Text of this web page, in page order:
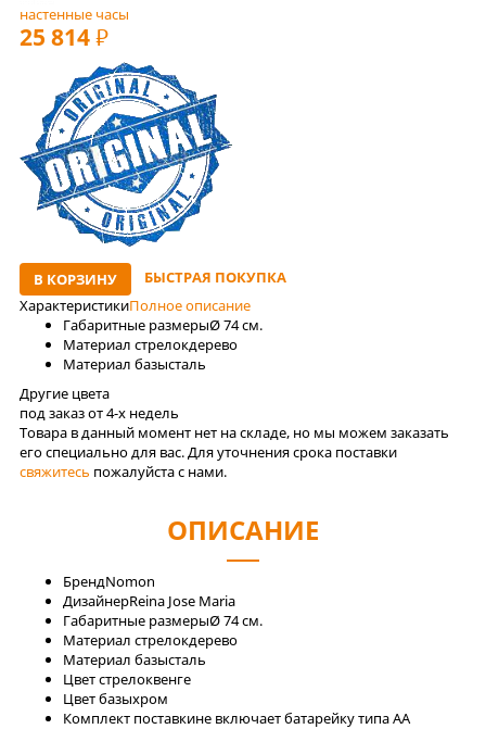
настенные часы
25 814 РУБ
В КОРЗИНУ
БЫСТРАЯ ПОКУПКА
ХарактеристикиПолное описание
Габаритные размерыØ 74 см.
Материал стрелокдерево
Материал базысталь
Другие цвета
под заказ от 4-x недель
Товара в данный момент нет на складе, но мы можем заказать
его специально для вас. Для уточнения срока поставки
свяжитесь пожалуйста с нами.
ОПИСАНИЕ
БрендNomon
ДизайнерReina Jose Maria
Габаритные размерыØ 74 см.
Материал стрелокдерево
Материал базысталь
Цвет стрелоквенге
Цвет базыхром
Комплект поставкине включает батарейку типа AA